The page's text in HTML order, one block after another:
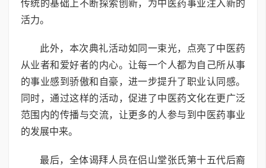
传统的基础上不断探索创新，为中医药事业注入新的
活力。
此外，本次典礼活动如同一束光，点亮了中医药
从业者和爱好者的内心。让每一个人都为自己所从事
的事业感到骄傲和自豪，进一步提升了职业认同感。
同时，通过这样的活动，促进了中医药文化在更广泛
范围内的传播与交流，让更多的人参与到中医药事业
的发展中来。
最后，全体谒拜人员在侣山堂张氏第十五代后裔